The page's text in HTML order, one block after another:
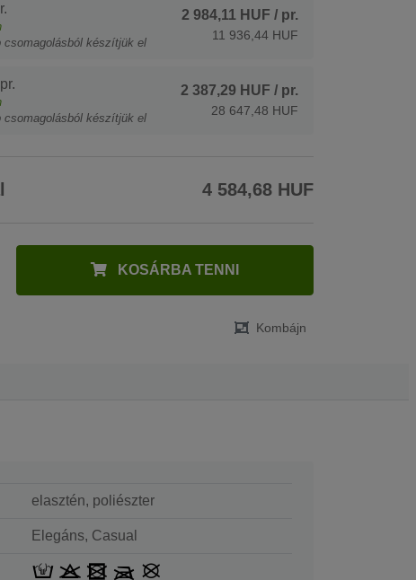
csomagolásból készítjük el
2 984,11 HUF / pr.
11 936,44 HUF
csomagolásból készítjük el
2 387,29 HUF / pr.
28 647,48 HUF
4 584,68 HUF
KOSÁRBA TENNI
Kombájn
elasztén, poliészter
Elegáns, Casual